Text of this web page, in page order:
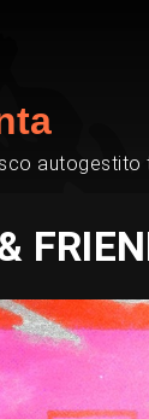
autogestito